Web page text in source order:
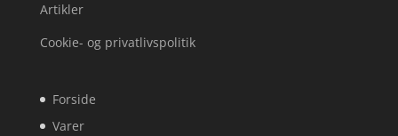
Artikler
Cookie- og privatlivspolitik
Forside
Varer